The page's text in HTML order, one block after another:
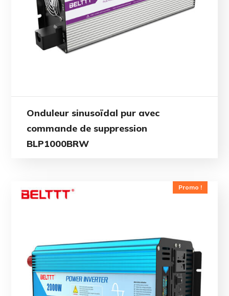
Onduleur sinusoïdal pur avec
commande de suppression
BLP1000BRW
Promo !